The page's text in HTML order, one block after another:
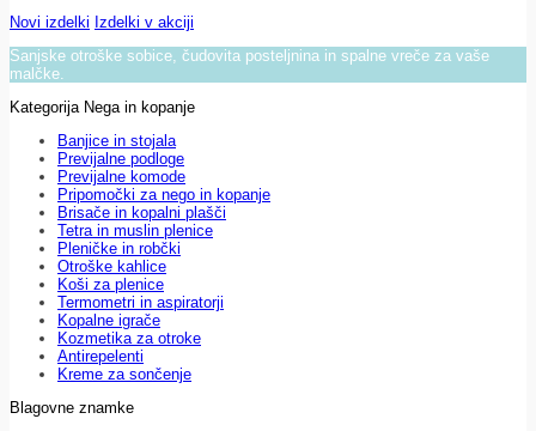
Novi izdelki Izdelki v akciji
Sanjske otroške sobice, čudovita posteljnina in spalne vreče za vaše
malčke.
Kategorija Nega in kopanje
Banjice in stojala
Previjalne podloge
Previjalne komode
Pripomočki za nego in kopanje
Brisače in kopalni plašči
Tetra in muslin plenice
Pleničke in robčki
Otroške kahlice
Koši za plenice
Termometri in aspiratorji
Kopalne igrače
Kozmetika za otroke
Antirepelenti
Kreme za sončenje
Blagovne znamke